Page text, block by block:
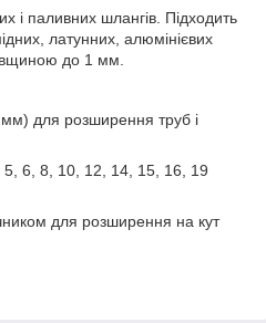
і паливних шлангів. Підходить
латунних, алюмінієвих
до 1 мм.
для розширення труб і
5, 6, 8, 10, 12, 14, 15, 16, 19
для розширення на кут